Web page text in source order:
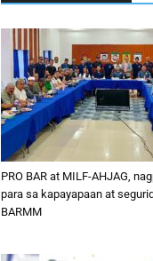
PRO BAR at MILF-AHJAG,
para sa kapayapaan at
BARMM